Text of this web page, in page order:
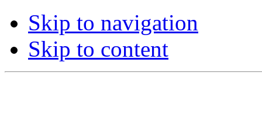
Skip to navigation
Skip to content